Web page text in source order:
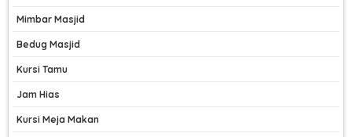
Mimbar Masjid
Bedug Masjid
Kursi Tamu
Jam Hias
Kursi Meja Makan